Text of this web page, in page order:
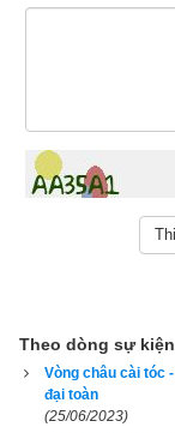
– Dê này, khi thì
vậy?
– Xin dắt tôi về
Đám học trò bèn
Thầy bà-la-môn
– Tại sao mi cười
Theo dòng sự kiện
Vòng châu cài tóc
đại toàn
(25/06/2023)